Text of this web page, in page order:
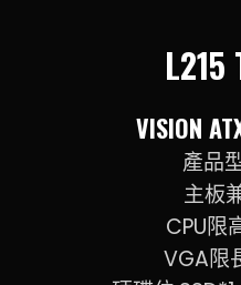
L215
VISION
產品
主板
CPU限
VGA限